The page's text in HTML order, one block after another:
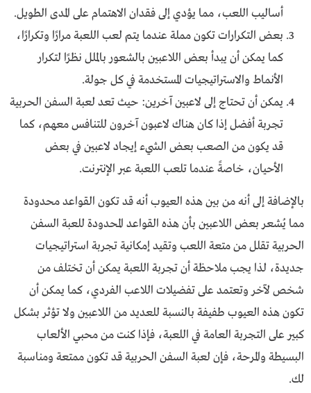
أساليب اللعب، مما يؤدي إلى فقدان الاهتمام على المدى الطويل.
بعض التكرارات تكون مملة عندما يتم لعب اللعبة مرارًا وتكرارًا،
كما يمكن أن يبدأ بعض اللاعبين بالشعور بالملل نظرًا لتكرار
الأنماط والاستراتيجيات المستخدمة في كل جولة.
يمكن أن تحتاج إلى لاعبين آخرين: حيث تعد لعبة السفن الحربية
تجربة أفضل إذا كان هناك لاعبون آخرون للتنافس معهم، كما
قد يكون من الصعب بعض الشيء إيجاد لاعبين في بعض
الأحيان، خاصةً عندما تلعب اللعبة عبر الإنترنت.
بالإضافة إلى أنه من بين هذه العيوب أنه قد تكون القواعد محدودة
مما يُشعر بعض اللاعبين بأن هذه القواعد المحدودة للعبة السفن
الحربية تقلل من متعة اللعب وتقيد إمكانية تجربة استراتيجيات
جديدة، لذا يجب ملاحظة أن تجربة اللعبة يمكن أن تختلف من
شخص لآخر وتعتمد على تفضيلات اللاعب الفردي، كما يمكن أن
تكون هذه العيوب طفيفة بالنسبة للعديد من اللاعبين ولا تؤثر بشكل
كبير على التجربة العامة في اللعبة، فإذا كنت من محبي الألعاب
البسيطة والمرحة، فإن لعبة السفن الحربية قد تكون ممتعة ومناسبة
لك.